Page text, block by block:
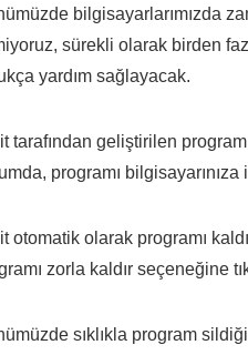
bilgisayarlarımızda
sürekli olarak birden
yardım sağlayacak.
tarafından geliştirilen
programı
otomatik olarak programı
zorla kaldır seçeneğine
sıklıkla program